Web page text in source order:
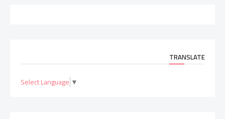
TRANSLATE
Select Language ▼